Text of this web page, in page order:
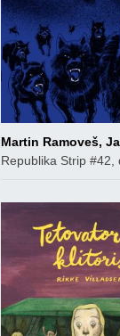
Martin Ramoveš,
Republika Strip #42,